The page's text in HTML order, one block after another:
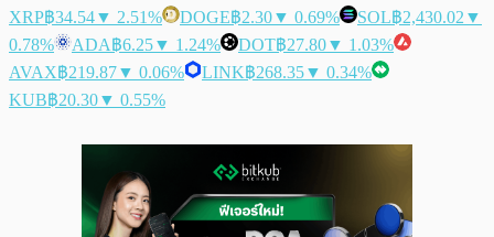
XRP฿34.54▼ 2.51% DOGE฿2.30▼ 0.69% SOL฿2,430.02 ▼
0.78%
ADA฿6.25▼ 1.24% DOT฿27.80▼ 1.03%
AVAX฿219.87▼ 0.06% LINK฿268.35▼ 0.34%
KUB฿20.30▼ 0.55%